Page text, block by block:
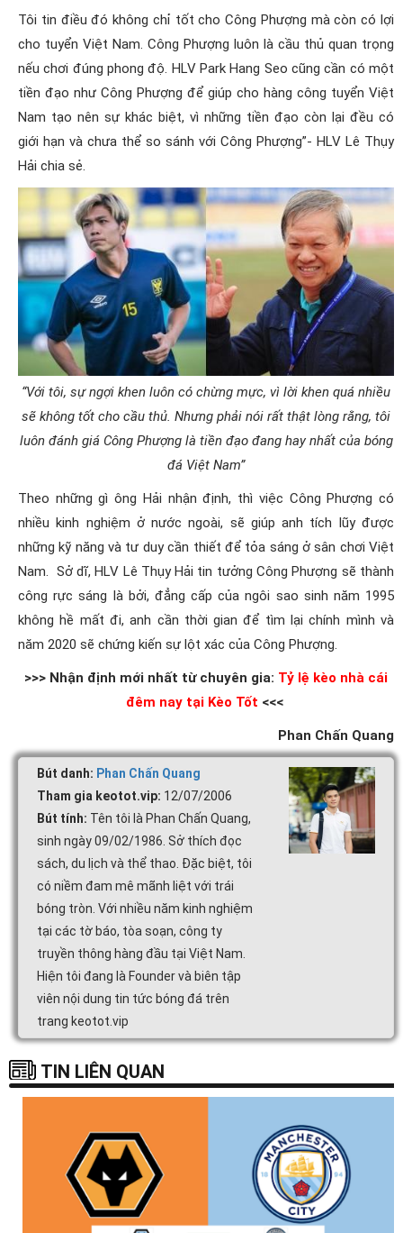
Tôi tin điều đó không chỉ tốt cho Công Phượng mà còn có lợi
cho tuyển Việt Nam. Công Phượng luôn là cầu thủ quan trọng
nếu chơi đúng phong độ. HLV Park Hang Seo cũng cần có một
tiền đạo như Công Phượng để giúp cho hàng công tuyển Việt
Nam tạo nên sự khác biệt, vì những tiền đạo còn lại đều có
giới hạn và chưa thể so sánh với Công Phượng”- HLV Lê Thụy
Hải chia sẻ.
“Với tôi, sự ngợi khen luôn có chừng mực, vì lời khen quá nhiều
sẽ không tốt cho cầu thủ. Nhưng phải nói rất thật lòng rằng, tôi
luôn đánh giá Công Phượng là tiền đạo đang hay nhất của bóng
đá Việt Nam”
Theo những gì ông Hải nhận định, thì việc Công Phượng có
nhiều kinh nghiệm ở nước ngoài, sẽ giúp anh tích lũy được
những kỹ năng và tư duy cần thiết để tỏa sáng ở sân chơi Việt
Nam. Sở dĩ, HLV Lê Thụy Hải tin tưởng Công Phượng sẽ thành
công rực sáng là bởi, đẳng cấp của ngôi sao sinh năm 1995
không hề mất đi, anh cần thời gian để tìm lại chính mình và
năm 2020 sẽ chứng kiến sự lột xác của Công Phượng.
>>> Nhận định mới nhất từ chuyên gia: Tỷ lệ kèo nhà cái
đêm nay tại Kèo Tốt <<<
Phan Chấn Quang
Bút danh: Phan Chấn Quang
Tham gia keotot.vip: 12/07/2006
Bút tính: Tên tôi là Phan Chấn Quang,
sinh ngày 09/02/1986. Sở thích đọc
sách, du lịch và thể thao. Đặc biệt, tôi
có niềm đam mê mãnh liệt với trái
bóng tròn. Với nhiều năm kinh nghiệm
tại các tờ báo, tòa soạn, công ty
truyền thông hàng đầu tại Việt Nam.
Hiện tôi đang là Founder và biên tập
viên nội dung tin tức bóng đá trên
trang keotot.vip
TIN LIÊN QUAN